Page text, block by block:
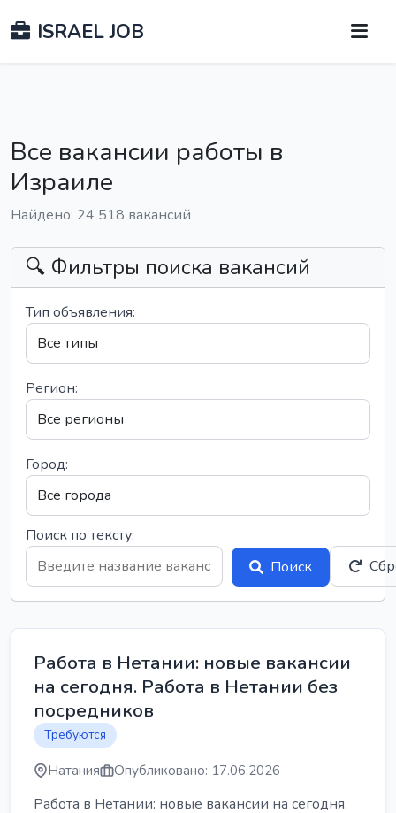
ISRAEL JOB
Все вакансии работы в
Израиле
Найдено: 24 518 вакансий
🔍 Фильтры поиска вакансий
Тип объявления:
Регион:
Город:
Поиск по тексту:
Поиск
Работа в Нетании: новые вакансии
на сегодня. Работа в Нетании без
посредников
Требуются
Натания Опубликовано: 17.06.2026
Работа в Нетании: новые вакансии на сегодня.